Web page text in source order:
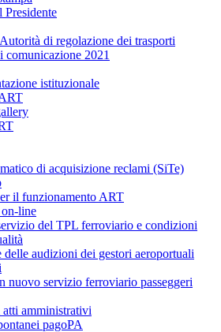
Presidente
di regolazione dei trasporti
comunicazione 2021
istituzionale
di acquisizione reclami (SiTe)
il funzionamento ART
line
del TPL ferroviario e condizioni
delle audizioni dei gestori aeroportuali
nuovo servizio ferroviario passeggeri
atti amministrativi
pagoPA